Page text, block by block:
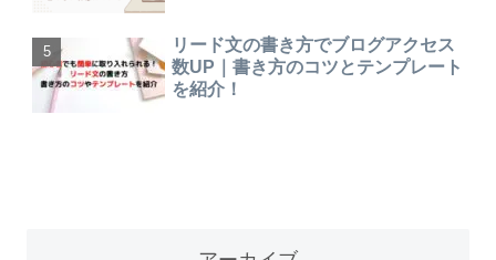
リード文の書き方でブログアクセス
数UP｜書き方のコツとテンプレート
を紹介！